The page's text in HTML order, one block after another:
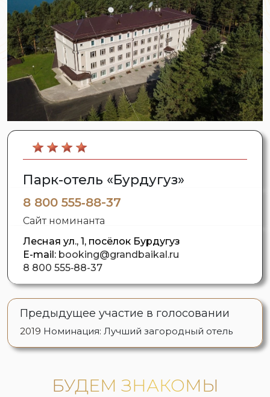
Парк-отель «Бурдугуз»
8 800 555‑88-37
Сайт номинанта
Лесная ул., 1, посёлок Бурдугуз
E-mail: booking@grandbaikal.ru
8 800 555‑88-37
Предыдущее участие в голосовании
2019 Номинация: Лучший загородный отель
БУДЕМ ЗНАКОМЫ